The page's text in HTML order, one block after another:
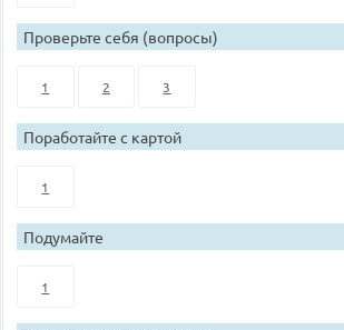
Проверьте себя (вопросы)
1 2 3
Поработайте с картой
1
Подумайте
1